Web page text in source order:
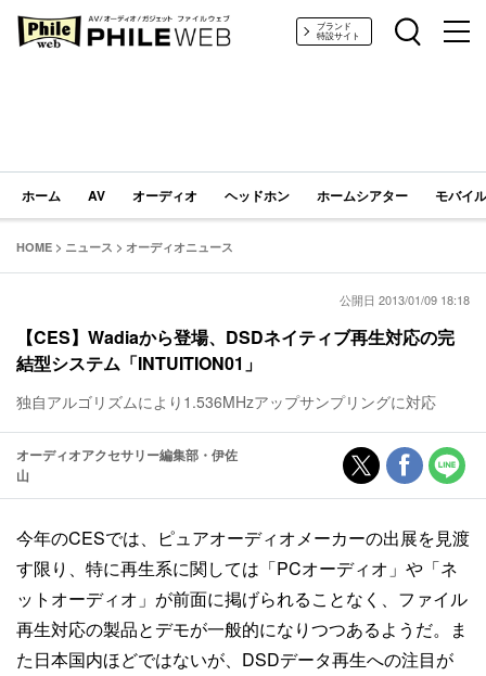
PHILE WEB｜AV/オーディオ/ガジェットブランド
特設サイト
ホーム AV オーディオ ヘッドホン ホームシアター モバイ
HOME > ニュース > オーディオニュース
公開日 2013/01/09 18:18
【CES】Wadiaから登場、DSDネイティブ再生対応の完
結型システム「INTUITION01」
独自アルゴリズムにより1.536MHzアップサンプリングに対応
オーディオアクセサリー編集部・伊佐
山
今年のCESでは、ピュアオーディオメーカーの出展を見渡
す限り、特に再生系に関しては「PCオーディオ」や「ネ
ットオーディオ」が前面に掲げられることなく、ファイル
再生対応の製品とデモが一般的になりつつあるようだ。ま
た日本国内ほどではないが、DSDデータ再生への注目が